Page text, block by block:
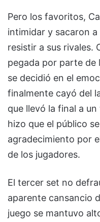
Pero los favoritos,
intimidar y sacaron
resistir a sus rivales.
pegada por parte de
se decidió en el
finalmente cayó del
que llevó la final a
hizo que el público
agradecimiento por
de los jugadores.
El tercer set no
aparente cansancio
juego se mantuvo